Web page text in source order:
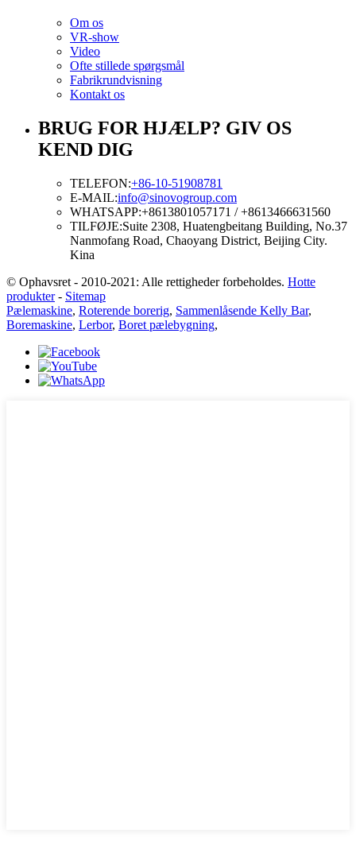
Om os
VR-show
Video
Ofte stillede spørgsmål
Fabrikrundvisning
Kontakt os
BRUG FOR HJÆLP? GIV OS
KEND DIG
TELEFON:+86-10-51908781
E-MAIL:info@sinovogroup.com
WHATSAPP:+8613801057171 / +8613466631560
TILFØJE:Suite 2308, Huatengbeitang Building, No.37
Nanmofang Road, Chaoyang District, Beijing City.
Kina
© Ophavsret - 2010-2021: Alle rettigheder forbeholdes. Hotte
produkter- Sitemap
Pælemaskine, Roterende borerig, Sammenlåsende Kelly Bar,
Boremaskine, Lerbor, Boret pælebygning,